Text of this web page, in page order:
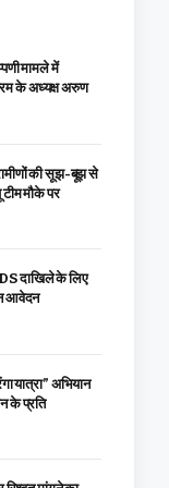
मामले में
के अध्यक्ष अरुण
की सूझ-बूझ से
मौके पर
दाखिले के लिए
आवेदन
यात्रा” अभियान
के प्रति